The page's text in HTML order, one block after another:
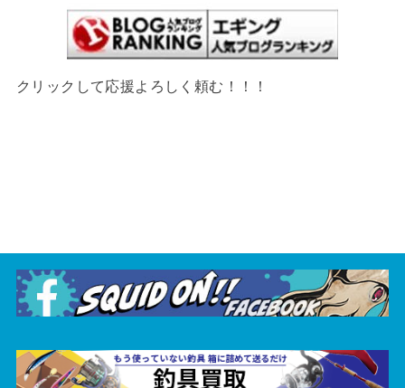
クリックして応援よろしく頼む！！！